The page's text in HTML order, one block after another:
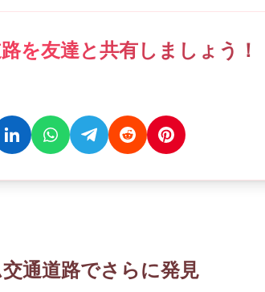
を友達と共有しましょう！
通道路でさらに発見